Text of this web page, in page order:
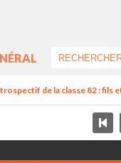
de la classe 82 : fils